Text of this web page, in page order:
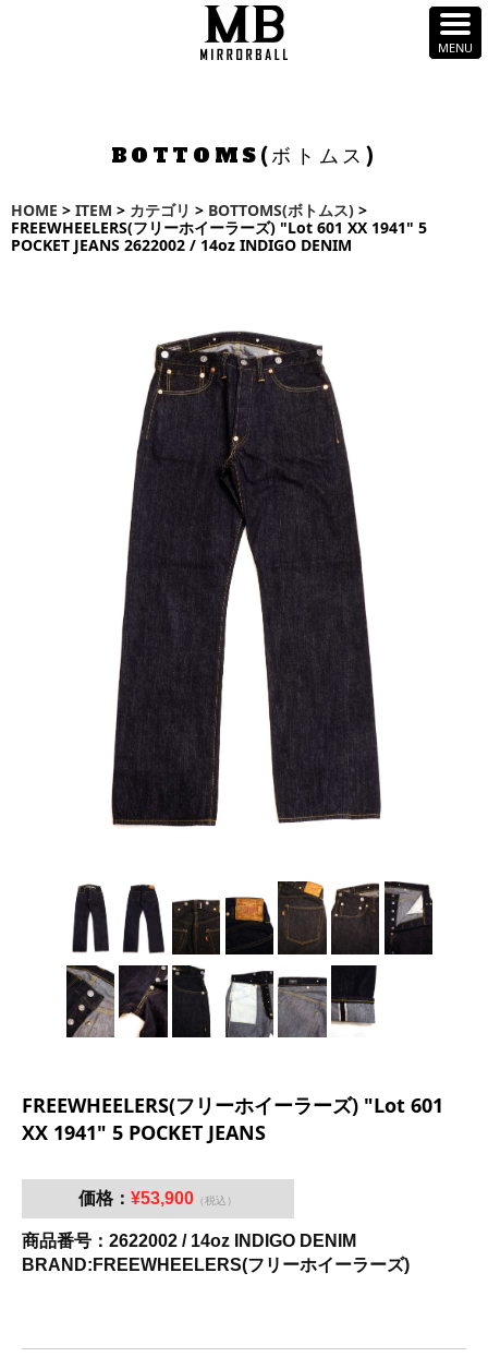
BOTTOMS(ボトムス)
HOME > ITEM > カテゴリ > BOTTOMS(ボトムス) >
FREEWHEELERS(フリーホイーラーズ) "Lot 601 XX 1941" 5
POCKET JEANS 2622002 / 14oz INDIGO DENIM
FREEWHEELERS(フリーホイーラーズ) "Lot 601
XX 1941" 5 POCKET JEANS
価格： ¥53,900 （税込）
商品番号：2622002 / 14oz INDIGO DENIM
BRAND:FREEWHEELERS(フリーホイーラーズ)